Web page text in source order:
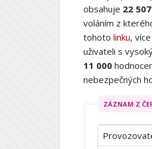
obsahuje 22 507
voláním z
tohoto linku,
uživateli s
11 000
nebezpečných
ZÁZNAM Z